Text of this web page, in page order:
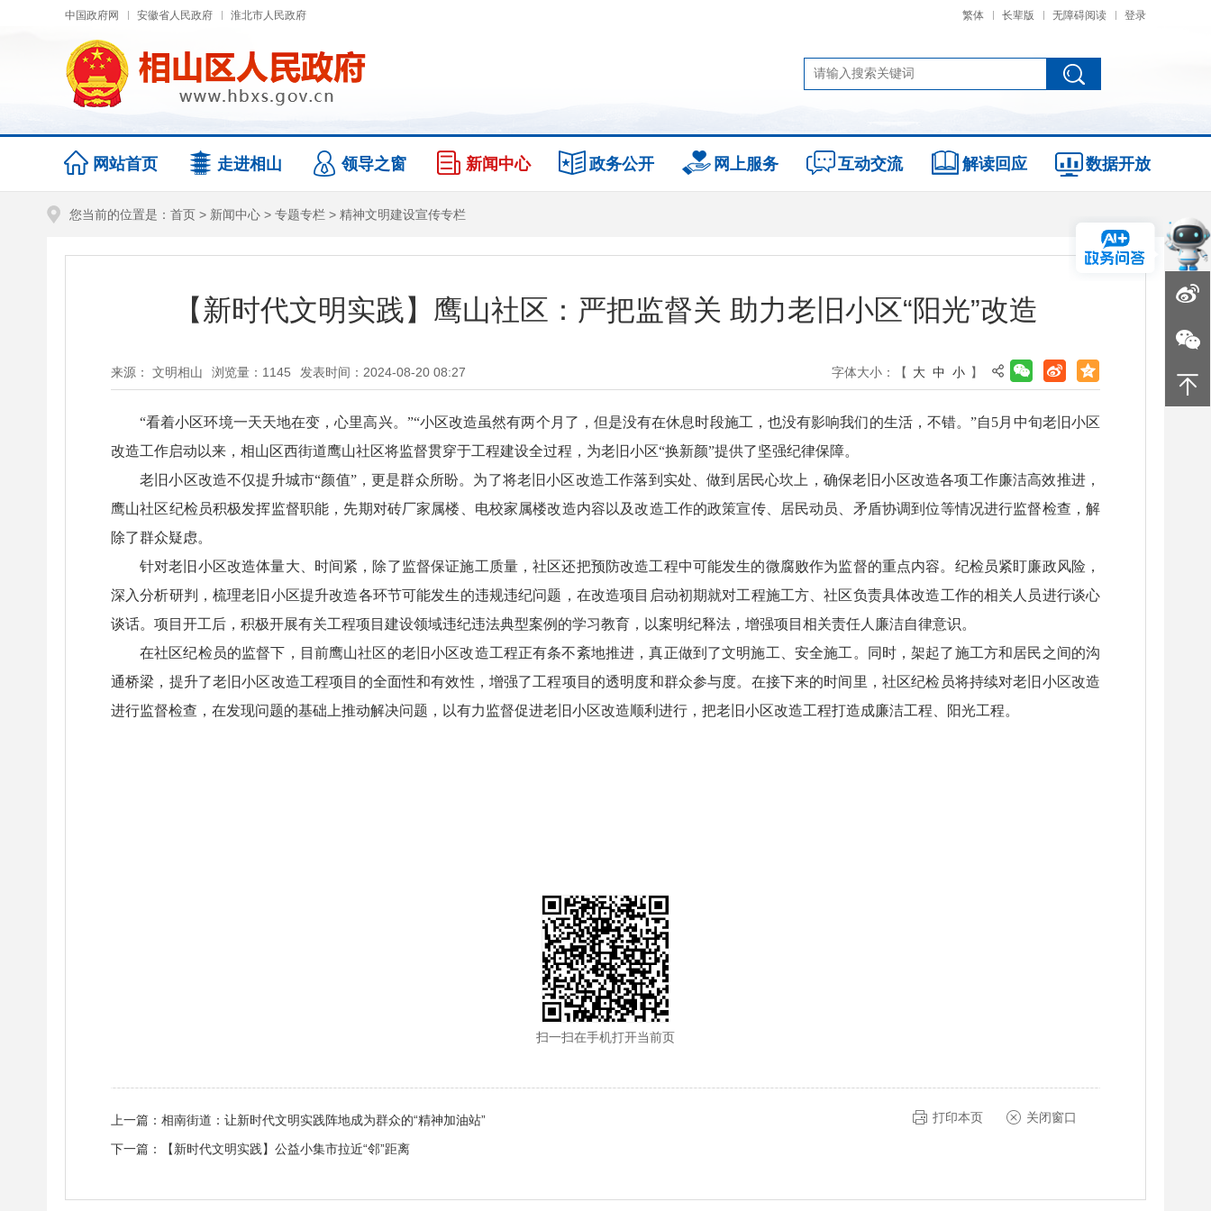
中国政府网 安徽省人民政府 淮北市人民政府 繁体 长辈版 无障碍阅读 登录
网站首页 走进相山 领导之窗 新闻中心 政务公开 网上服务 互动交流 解读回应 数据开放
您当前的位置是： 首页 > 新闻中心 > 专题专栏 > 精神文明建设宣传专栏
【新时代文明实践】鹰山社区：严把监督关 助力老旧小区“阳光”改造
来源： 文明相山 浏览量： 1145 发表时间：2024-08-20 08:27 字体大小：【 大 中 小 】
“看着小区环境一天天地在变，心里高兴。”“小区改造虽然有两个月了，但是没有在休息时段施工，也没有影响我们的生活，不错。”自5月中旬老旧小区
改造工作启动以来，相山区西街道鹰山社区将监督贯穿于工程建设全过程，为老旧小区“换新颜”提供了坚强纪律保障。
老旧小区改造不仅提升城市“颜值”，更是群众所盼。为了将老旧小区改造工作落到实处、做到居民心坎上，确保老旧小区改造各项工作廉洁高效推进，
鹰山社区纪检员积极发挥监督职能，先期对砖厂家属楼、电校家属楼改造内容以及改造工作的政策宣传、居民动员、矛盾协调到位等情况进行监督检查，解
除了群众疑虑。
针对老旧小区改造体量大、时间紧，除了监督保证施工质量，社区还把预防改造工程中可能发生的微腐败作为监督的重点内容。纪检员紧盯廉政风险，
深入分析研判，梳理老旧小区提升改造各环节可能发生的违规违纪问题，在改造项目启动初期就对工程施工方、社区负责具体改造工作的相关人员进行谈心
谈话。项目开工后，积极开展有关工程项目建设领域违纪违法典型案例的学习教育，以案明纪释法，增强项目相关责任人廉洁自律意识。
在社区纪检员的监督下，目前鹰山社区的老旧小区改造工程正有条不紊地推进，真正做到了文明施工、安全施工。同时，架起了施工方和居民之间的沟
通桥梁，提升了老旧小区改造工程项目的全面性和有效性，增强了工程项目的透明度和群众参与度。在接下来的时间里，社区纪检员将持续对老旧小区改造
进行监督检查，在发现问题的基础上推动解决问题，以有力监督促进老旧小区改造顺利进行，把老旧小区改造工程打造成廉洁工程、阳光工程。
扫一扫在手机打开当前页
打印本页 关闭窗口
上一篇： 相南街道：让新时代文明实践阵地成为群众的“精神加油站”
下一篇：
【新时代文明实践】公益小集市拉近“邻”距离